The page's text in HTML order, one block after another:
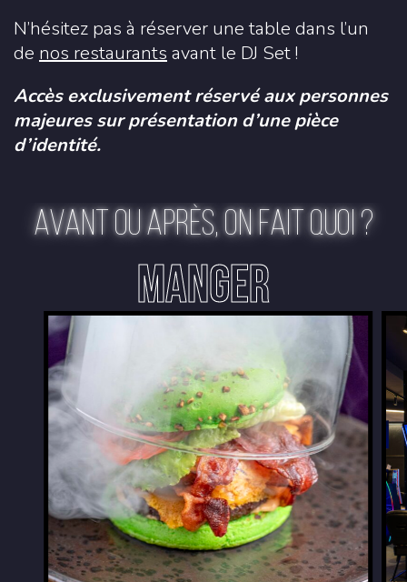
N’hésitez pas à réserver une table dans l’un
de nos restaurants avant le DJ Set !
Accès exclusivement réservé aux personnes
majeures sur présentation d’une pièce
d’identité.
AVANT OU APRÈS, ON FAIT QUOI ?
MANGER